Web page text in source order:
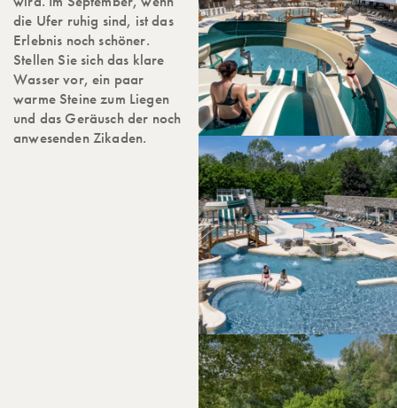
die Ufer ruhig sind, ist das
Erlebnis noch schöner.
Stellen Sie sich das klare
Wasser vor, ein paar
warme Steine zum Liegen
und das Geräusch der noch
anwesenden Zikaden.